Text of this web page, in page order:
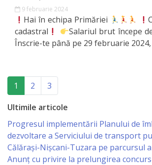
IET
Guguță
Școala
sportivă
„Mihai
Viteazul”
9 februarie 2024
Hai în echipa Primăriei
cadastral
Salariul brut începe
Înscrie-te până pe 29 februarie
1 (current)
2
3
Ultimile articole
Progresul implementării Planului de
dezvoltare a Serviciului de transport
Călărași-Nișcani-Tuzara pe parcursul
Anunț cu privire la prelungirea